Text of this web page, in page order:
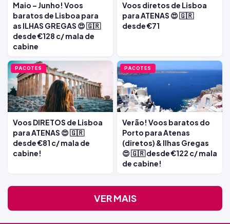
Maio – Junho! Voos
baratos de Lisboa para
as ILHAS GREGAS 😍 🇬🇷
desde €128 c/ mala de
cabine
Voos diretos de Lisboa
para ATENAS 😍 🇬🇷
desde €71
PACOTES
Voos DIRETOS de Lisboa
para ATENAS 😍 🇬🇷
desde €81 c/ mala de
cabine!
PACOTES
Verão! Voos baratos do
Porto para Atenas
(diretos) & Ilhas Gregas
😍 🇬🇷 desde €122 c/ mala
de cabine!
VER MAIS